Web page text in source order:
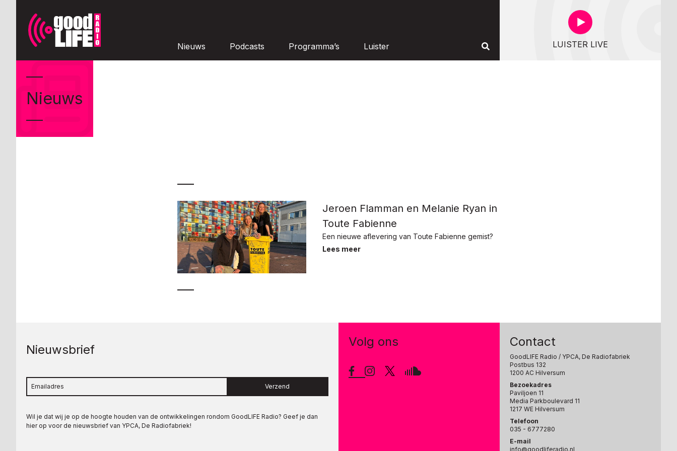
Nieuws Podcasts Programma’s Luister LUISTER LIVE
Nieuws
Jeroen Flamman en Melanie Ryan in
Toute Fabienne
Een nieuwe aflevering van Toute Fabienne gemist?
Lees meer
Nieuwsbrief
Verzend
Wil je dat wij je op de hoogte houden van de ontwikkelingen rondom GoodLIFE Radio? Geef je dan
hier op voor de nieuwsbrief van YPCA, De Radiofabriek!
Volg ons Contact
GoodLIFE Radio / YPCA, De Radiofabriek
Postbus 132
1200 AC Hilversum
Bezoekadres
Paviljoen 11
Media Parkboulevard 11
1217 WE Hilversum
Telefoon
035 - 6777280
E-mail
info@goodliferadio.nl